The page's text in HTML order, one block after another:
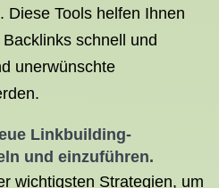
Diese Tools helfen Ihnen
schnell und
unerwünschte
Linkbuilding-
und einzuführen.
wichtigsten Strategien, um